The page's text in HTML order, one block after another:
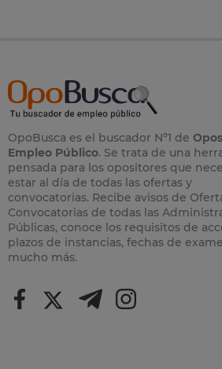
OpoBusca es el buscador Nº1 de
Empleo Público. Se trata de una
pensada para los opositores que
estar al día de todas las ofertas y
convocatorias. Recibe avisos de
Convocatorias de todas las
Públicas, conoce los requisitos de
plazos de instancias, fechas de
mucho más.